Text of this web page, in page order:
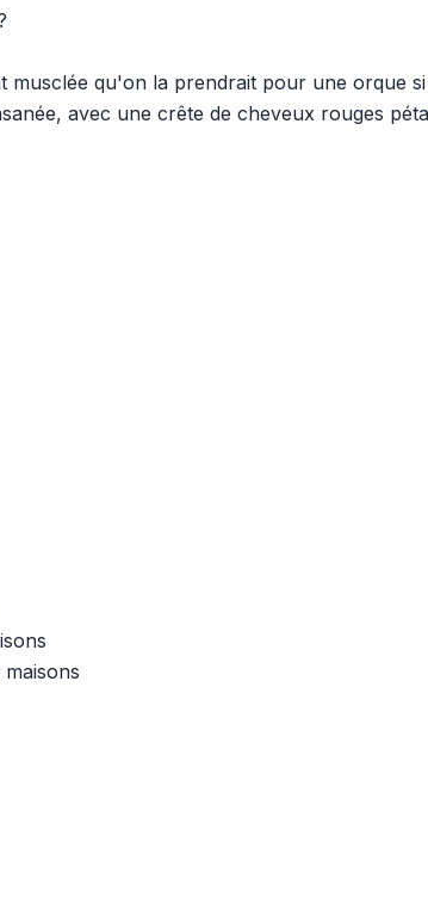
musclée qu'on la prendrait pour une orque
avec une crête de cheveux rouges